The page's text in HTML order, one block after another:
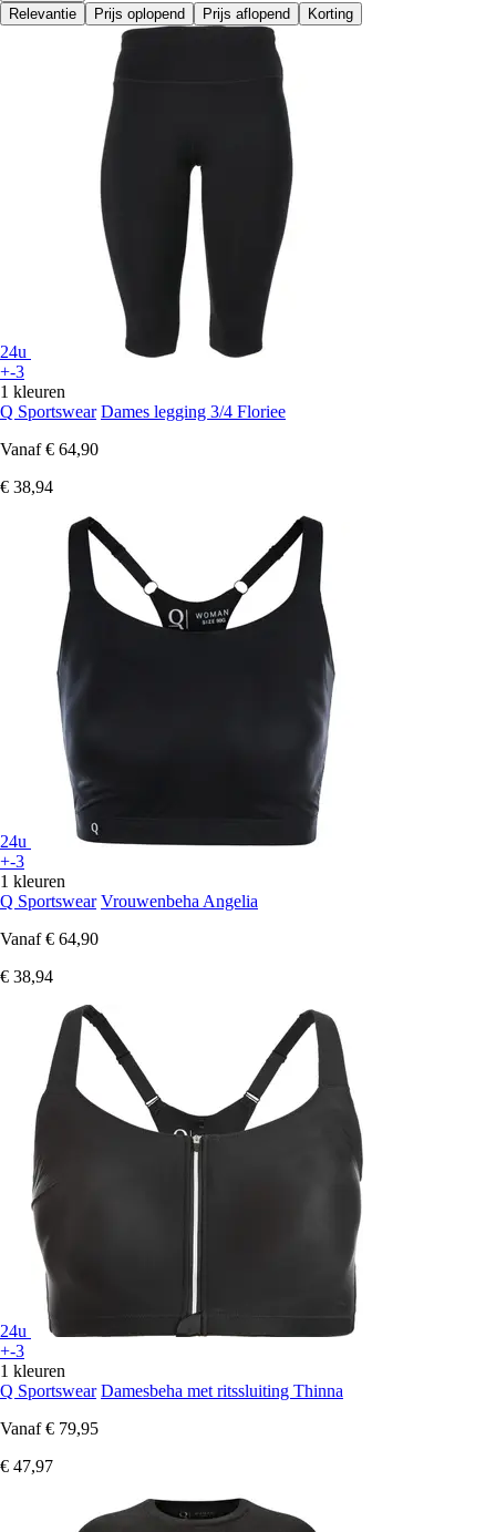
Relevantie
Prijs oplopend Prijs aflopend Korting
24u
+-3
1 kleuren
Q Sportswear Dames legging 3/4 Floriee
Vanaf € 64,90
€ 38,94
24u
+-3
1 kleuren
Q Sportswear Vrouwenbeha Angelia
Vanaf € 64,90
€ 38,94
24u
+-3
1 kleuren
Q Sportswear Damesbeha met ritssluiting Thinna
Vanaf € 79,95
€ 47,97